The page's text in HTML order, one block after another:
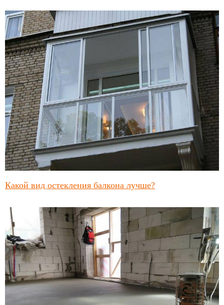
Какой вид остекления балкона лучше?